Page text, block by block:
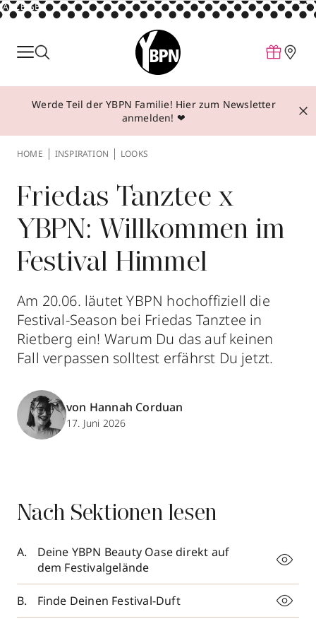
ANZEIGE
Parfum
Make-up
Behandlungen
Über YBPN
Aktionen
Storefinder
Werde Teil der YBPN Familie! Hier zum Newsletter
anmelden! ❤
HOME INSPIRATION LOOKS
Friedas Tanztee x
YBPN: Willkommen im
Festival Himmel
Am 20.06. läutet YBPN hochoffiziell die
Festival-Season bei Friedas Tanztee in
Rietberg ein! Warum Du das auf keinen
Fall verpassen solltest erfährst Du jetzt.
von Hannah Corduan
17. Juni 2026
Nach Sektionen lesen
Deine YBPN Beauty Oase direkt auf
dem Festivalgelände
Finde Deinen Festival-Duft